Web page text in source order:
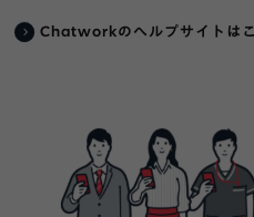
Chatworkのへルプサイトは